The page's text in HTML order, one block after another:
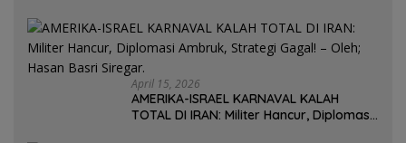
Basri Siregar, Redaktur Utomo News,
Rubrik: Opini & Kajian Sosial.
April 15, 2026
AMERIKA-ISRAEL KARNAVAL KALAH
TOTAL DI IRAN: Militer Hancur, Diplomasi